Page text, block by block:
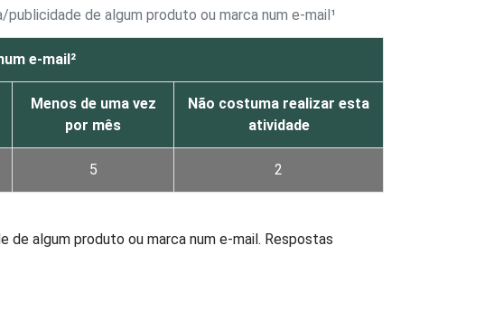
de algum produto ou marca num e-mail¹
e-mail²
Menos de uma vez
por mês
Não costuma realizar esta
atividade
5 2
de algum produto ou marca num e-mail. Respostas